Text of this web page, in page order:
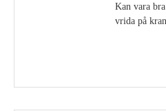
Kan vara
vrida på